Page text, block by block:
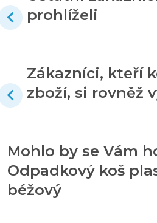
prohlíželi
Zákazníci, kteří
zboží, si rovněž
Mohlo by se Vám
Odpadkový koš
béžový